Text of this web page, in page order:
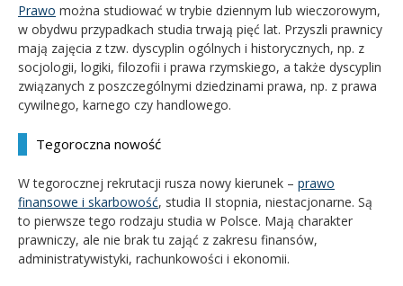
Prawo można studiować w trybie dziennym lub wieczorowym,
w obydwu przypadkach studia trwają pięć lat. Przyszli prawnicy
mają zajęcia z tzw. dyscyplin ogólnych i historycznych, np. z
socjologii, logiki, filozofii i prawa rzymskiego, a także dyscyplin
związanych z poszczególnymi dziedzinami prawa, np. z prawa
cywilnego, karnego czy handlowego.
Tegoroczna nowość
W tegorocznej rekrutacji rusza nowy kierunek – prawo
finansowe i skarbowość, studia II stopnia, niestacjonarne. Są
to pierwsze tego rodzaju studia w Polsce. Mają charakter
prawniczy, ale nie brak tu zająć z zakresu finansów,
administratywistyki, rachunkowości i ekonomii.